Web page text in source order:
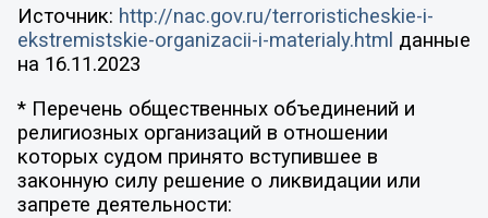
Источник: http://nac.gov.ru/terroristicheskie-i-
ekstremistskie-organizacii-i-materialy.html данные
на 16.11.2023
* Перечень общественных объединений и
религиозных организаций в отношении
которых судом принято вступившее в
законную силу решение о ликвидации или
запрете деятельности: